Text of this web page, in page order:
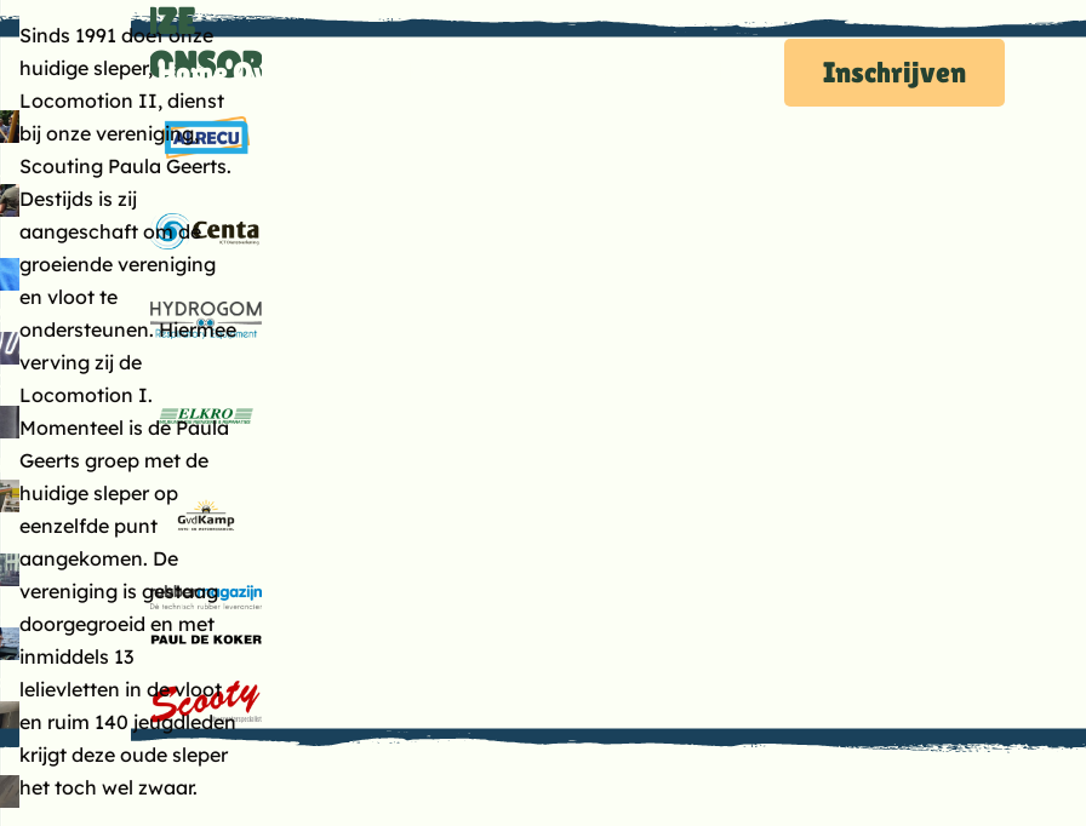
HomeOver ons Inschrijven
lightbox
lightbox
lightbox
lightbox
lightbox
lightbox
lightbox
lightbox
lightbox
lightbox
lightbox
8,90 m
3,10 m
0,85 m
2,30
stuurhut: 2
pk BetaMarine
kW elektromotor
besturing
en Comfort
voor materiaal
voor
tochten en
Sinds 1991 doet onze
huidige sleper, de
Locomotion II, dienst
bij onze vereniging,
Scouting Paula Geerts.
Destijds is zij
aangeschaft om de
groeiende vereniging
en vloot te
ondersteunen. Hiermee
verving zij de
Locomotion I.
Momenteel is de Paula
Geerts groep met de
huidige sleper op
eenzelfde punt
aangekomen. De
vereniging is gestaag
doorgegroeid en met
inmiddels 13
lelievletten in de vloot
en ruim 140 jeugdleden
krijgt deze oude sleper
het toch wel zwaar.
ONZE
SPONSOREN